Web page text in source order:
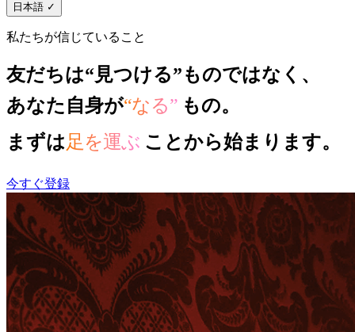
日本語 ✓
私たちが信じていること
友だちは“見つける”ものではなく、
あなた自身が“なる” もの。
まずは足を運ぶ ことから始まります。
今すぐ登録